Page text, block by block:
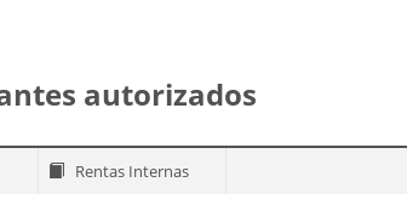
autorizados
Rentas Internas